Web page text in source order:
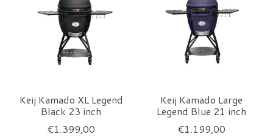
Keij Kamado XL Legend
Black 23 inch
€1.399,00
Keij Kamado Large
Legend Blue 21 inch
€1.199,00